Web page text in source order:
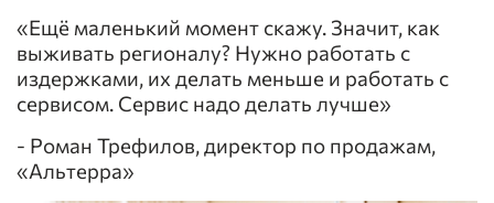
«Ещё маленький момент скажу. Значит, как
выживать регионалу? Нужно работать с
издержками, их делать меньше и работать с
сервисом. Сервис надо делать лучше»
- Роман Трефилов, директор по продажам,
«Альтерра»